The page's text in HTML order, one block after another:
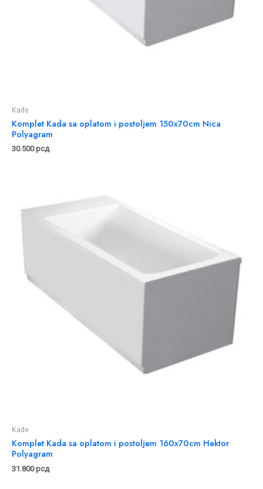
Kade
Komplet Kada sa oplatom i postoljem 150x70cm Nica
Polyagram
30.500рсд
Kade
Komplet Kada sa oplatom i postoljem 160x70cm Hektor
Polyagram
31.800рсд